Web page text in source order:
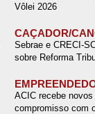
Vôlei 2026
CAÇADOR/
Sebrae e CRECI-
sobre Reforma
ACIC recebe
compromisso com